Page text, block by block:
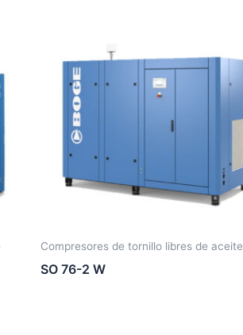
Compresores de tornillo libres de aceite
SO 76-2 W